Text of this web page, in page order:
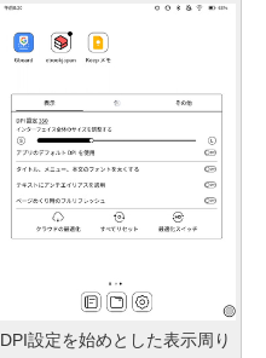
DPI設定を始めとした表示周り